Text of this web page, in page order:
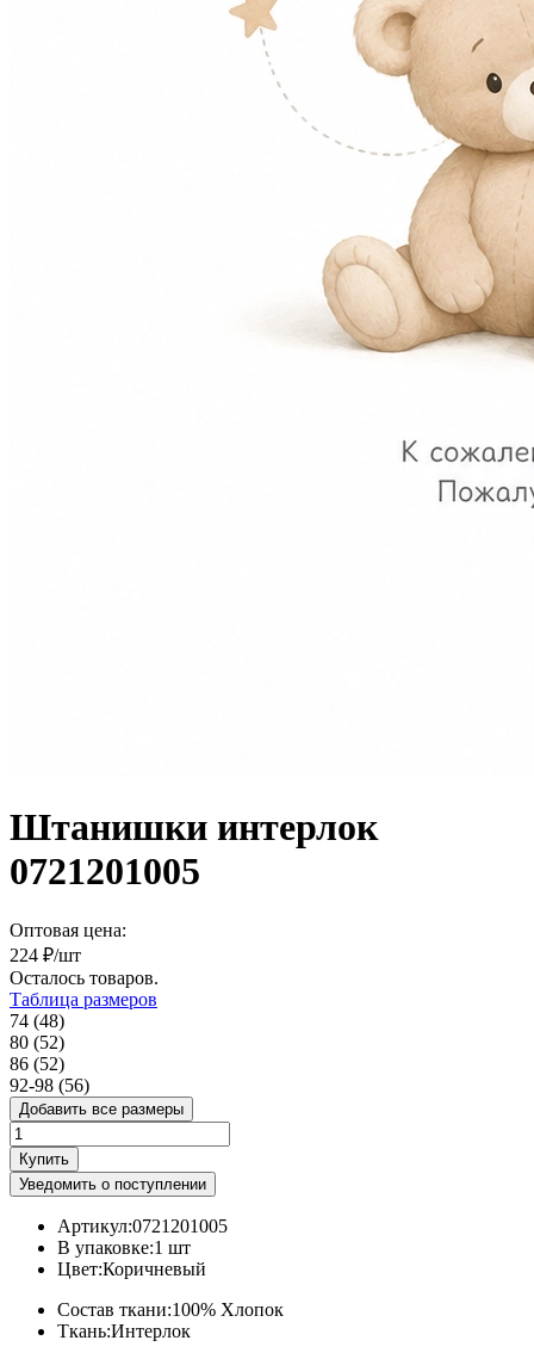
Штанишки интерлок
0721201005
Оптовая цена:
224 ₽/шт
Осталось товаров.
Таблица размеров
74 (48)
80 (52)
86 (52)
92-98 (56)
Добавить все размеры
Купить
Уведомить о поступлении
Артикул:0721201005
В упаковке:1 шт
Цвет:Коричневый
Состав ткани:100% Хлопок
Ткань:Интерлок